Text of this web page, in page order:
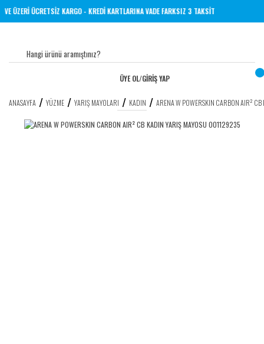
1000 TL VE ÜZERİ ÜCRETSİZ KARGO - KREDİ KARTLARINA VADE FARKSIZ 3 TAKSİT
ÜYE OL/GİRİŞ YAP
ANASAYFA YÜZME YARIŞ MAYOLARI KADIN ARENA W POWERSKIN CARBON AIR²